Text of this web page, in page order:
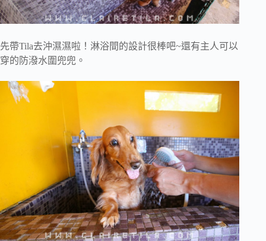
先帶Tila去沖濕濕啦！淋浴間的設計很棒吧~還有主人可以
穿的防潑水圍兜兜。